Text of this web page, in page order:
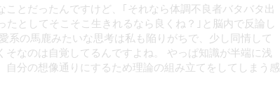
ことだったんですけど、｢それなら体調不良者バタバタ出
たとしてそこそこ生きれるなら良くね？｣と脳内で反論し
系の馬鹿みたいな思考は私も陥りがちで、少し同情して
そなのは自覚してるんですよね。 やっぱ知識が半端に浅
自分の想像通りにするため理論の組み立てをしてしまう感